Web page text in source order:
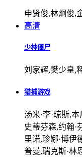
申贤俊,林炯俊,
高清
少林僵尸
刘家辉,樊少皇,
猎捕游戏
汤米·李·琼斯,
史蒂芬森,约翰·
里诺,珍娜·博伊
普曼,瑞克斯·林